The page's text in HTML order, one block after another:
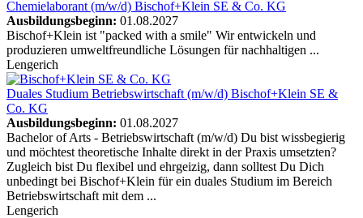
Chemielaborant (m/w/d) Bischof+Klein SE & Co. KG
Ausbildungsbeginn: 01.08.2027
Bischof+Klein ist "packed with a smile" Wir entwickeln und
produzieren umweltfreundliche Lösungen für nachhaltigen ...
Lengerich
Duales Studium Betriebswirtschaft (m/w/d) Bischof+Klein SE &
Co. KG
Ausbildungsbeginn: 01.08.2027
Bachelor of Arts - Betriebswirtschaft (m/w/d) Du bist wissbegierig
und möchtest theoretische Inhalte direkt in der Praxis umsetzten?
Zugleich bist Du flexibel und ehrgeizig, dann solltest Du Dich
unbedingt bei Bischof+Klein für ein duales Studium im Bereich
Betriebswirtschaft mit dem ...
Lengerich